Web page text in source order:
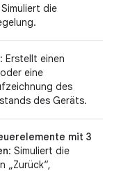
Simuliert die
: Erstellt einen
eine
des
des Geräts.
mit 3
: Simuliert die
„Zurück“,